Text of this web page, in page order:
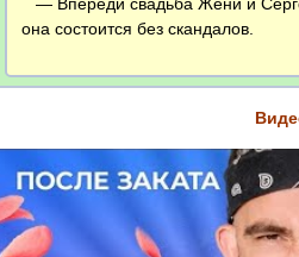
она состоится без скандалов.